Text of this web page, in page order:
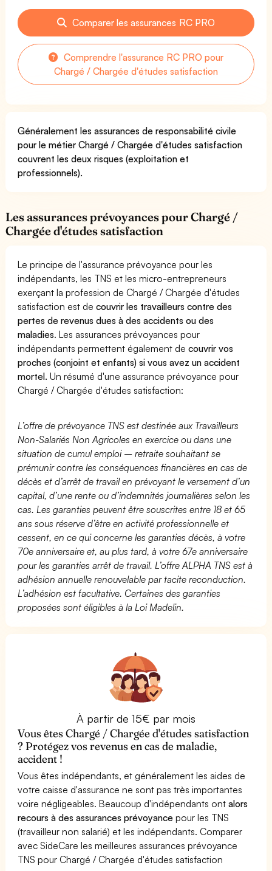
Comparer les assurances RC PRO
Comprendre l'assurance RC PRO pour
Chargé / Chargée d'études satisfaction
Généralement les assurances de responsabilité civile
pour le métier Chargé / Chargée d'études satisfaction
couvrent les deux risques (exploitation et
professionnels).
Les assurances prévoyances pour Chargé /
Chargée d'études satisfaction
Le principe de l'assurance prévoyance pour les
indépendants, les TNS et les micro-entrepreneurs
exerçant la profession de Chargé / Chargée d'études
satisfaction est decouvrir les travailleurs contre des
pertes de revenus dues à des accidents ou des
maladies. Les assurances prévoyances pour
indépendants permettent également decouvrir vos
proches (conjoint et enfants) si vous avez un accident
mortel. Un résumé d'une assurance prévoyance pour
Chargé / Chargée d'études satisfaction:
L’offre de prévoyance TNS est destinée aux Travailleurs
Non-Salariés Non Agricoles en exercice ou dans une
situation de cumul emploi – retraite souhaitant se
prémunir contre les conséquences financières en cas de
décès et d’arrêt de travail en prévoyant le versement d’un
capital, d’une rente ou d’indemnités journalières selon les
cas. Les garanties peuvent être souscrites entre 18 et 65
ans sous réserve d’être en activité professionnelle et
cessent, en ce qui concerne les garanties décès, à votre
70e anniversaire et, au plus tard, à votre 67e anniversaire
pour les garanties arrêt de travail. L’offre ALPHA TNS est à
adhésion annuelle renouvelable par tacite reconduction.
L’adhésion est facultative. Certaines des garanties
proposées sont éligibles à la Loi Madelin.
À partir de 15€ par mois
Vous êtes Chargé / Chargée d'études satisfaction
? Protégez vos revenus en cas de maladie,
accident !
Vous êtes indépendants, et généralement les aides de
votre caisse d'assurance ne sont pas très importantes
voire négligeables. Beaucoup d'indépendants ontalors
recours à des assurances prévoyance pour les TNS
(travailleur non salarié) et les indépendants. Comparer
avec SideCare les meilleures assurances prévoyance
TNS pour Chargé / Chargée d'études satisfaction